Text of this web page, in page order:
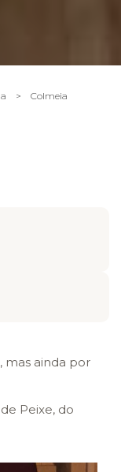
> Colmeia
mas ainda por
Peixe, do